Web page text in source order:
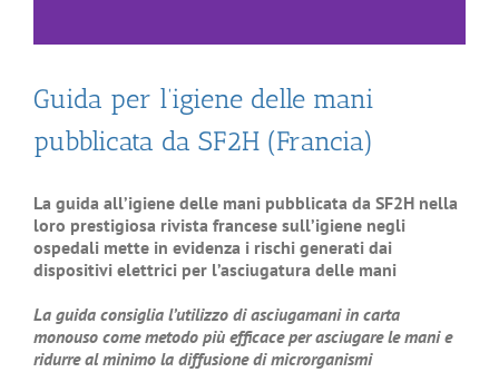
Guida per l’igiene delle mani
pubblicata da SF2H (Francia)
La guida all’igiene delle mani pubblicata da SF2H nella
loro prestigiosa rivista francese sull’igiene negli
ospedali mette in evidenza i rischi generati dai
dispositivi elettrici per l’asciugatura delle mani
La guida consiglia l’utilizzo di asciugamani in carta
monouso come metodo più efficace per asciugare le mani e
ridurre al minimo la diffusione di microrganismi